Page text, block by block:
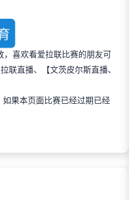
，喜欢看爱拉联比赛的朋友可
联直播、【文茨皮尔斯直播、
如果本页面比赛已经过期已经